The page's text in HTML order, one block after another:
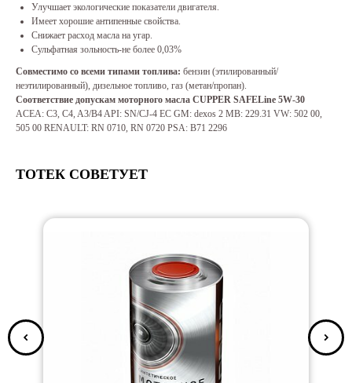
Улучшает экологические показатели двигателя.
Имеет хорошие антипенные свойства.
Снижает расход масла на угар.
Сульфатная зольность-не более 0,03%
Совместимо со всеми типами топлива: бензин (этилированный/
неэтилированный), дизельное топливо, газ (метан/пропан).
Соответствие допускам моторного масла CUPPER SAFELine 5W-30
ACEA: C3, C4, A3/B4 API: SN/CJ-4 EC GM: dexos 2 MB: 229.31 VW: 502 00,
505 00 RENAULT: RN 0710, RN 0720 PSA: B71 2296
ТОТЕК СОВЕТУЕТ